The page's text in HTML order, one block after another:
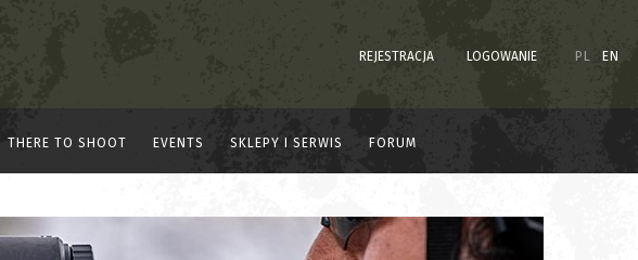
REJESTRACJA LOGOWANIE PL EN
THERE TO SHOOT EVENTS SKLEPY I SERWIS FORUM